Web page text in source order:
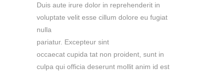
Duis aute irure dolor in reprehenderit in
voluptate velit esse cillum dolore eu fugiat
nulla
pariatur. Excepteur sint
occaecat cupida tat non proident, sunt in
culpa qui officia deserunt mollit anim id est